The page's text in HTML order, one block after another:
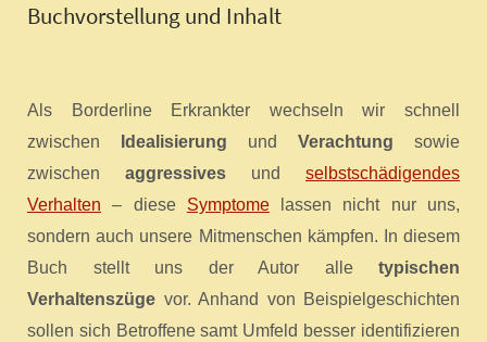
Buchvorstellung und Inhalt
Als Borderline Erkrankter wechseln wir schnell
zwischen
Idealisierung und Verachtung sowie
zwischen aggressives und selbstschädigendes
Verhalten – diese Symptomelassen nicht nur uns,
sondern auch unsere Mitmenschen kämpfen. In diesem
Buch stellt uns der Autor alle typischen
Verhaltenszüge vor. Anhand von Beispielgeschichten
sollen sich Betroffene samt Umfeld besser identifizieren